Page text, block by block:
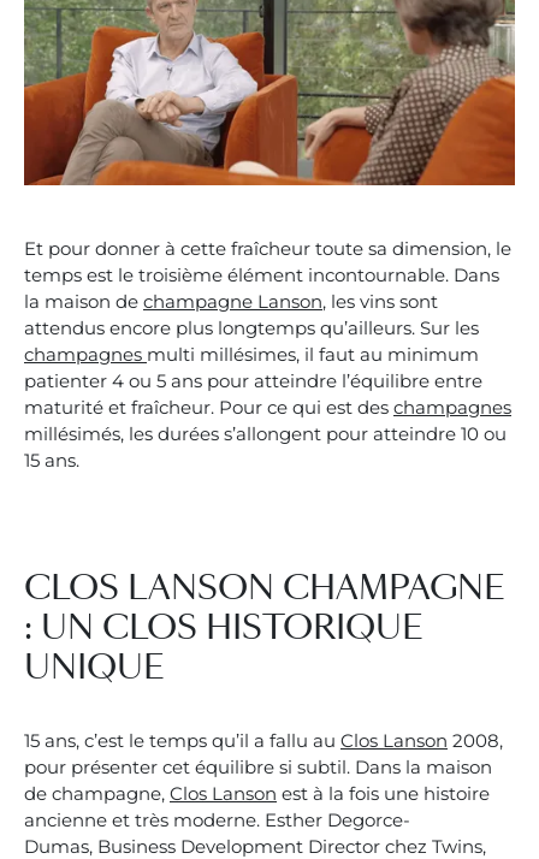
Et pour donner à cette fraîcheur toute sa dimension, le
temps est le troisième élément incontournable. Dans
la maison de champagne Lanson, les vins sont
attendus encore plus longtemps qu’ailleurs. Sur les
champagnes multi millésimes, il faut au minimum
patienter 4 ou 5 ans pour atteindre l’équilibre entre
maturité et fraîcheur. Pour ce qui est des champagnes
millésimés, les durées s’allongent pour atteindre 10 ou
15 ans.
CLOS LANSON CHAMPAGNE
: UN CLOS HISTORIQUE
UNIQUE
15 ans, c’est le temps qu’il a fallu au Clos Lanson 2008,
pour présenter cet équilibre si subtil. Dans la maison
de champagne, Clos Lanson est à la fois une histoire
ancienne et très moderne. Esther Degorce-
Dumas, Business Development Director chez Twins,